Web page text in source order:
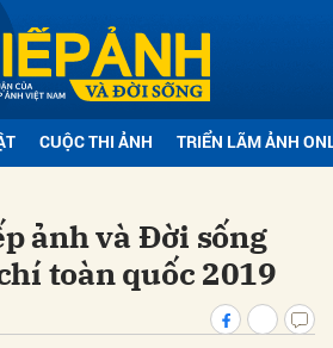
CUỘC THI ẢNH TRIỂN LÃM ẢNH
ảnh và Đời sống
toàn quốc 2019